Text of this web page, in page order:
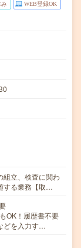
み WEB登録OK
組立、検査に関わ
する業務【取…
OK！履歴書不要
どを入力す…